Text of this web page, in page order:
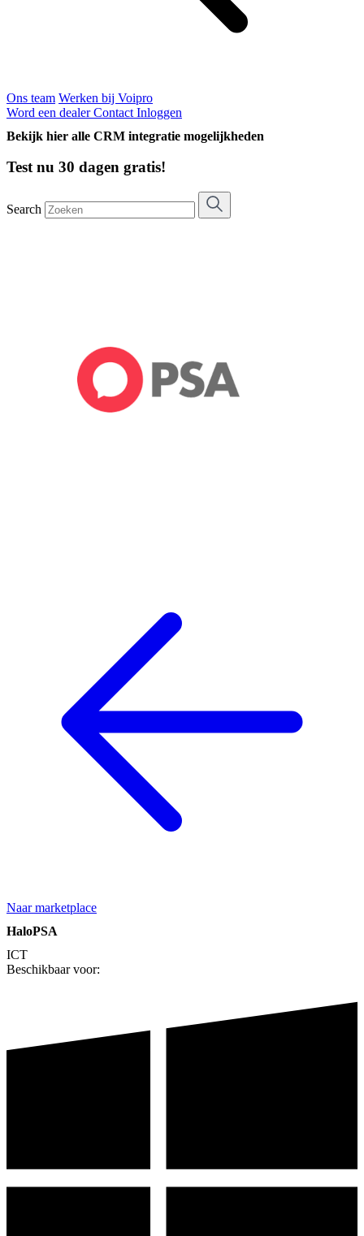
Ons team Werken bij Voipro
Word een dealerContact Inloggen
Bekijk hier alle CRM integratie mogelijkheden
Test nu 30 dagen gratis!
Search
Naar marketplace
HaloPSA
ICT
Beschikbaar voor: